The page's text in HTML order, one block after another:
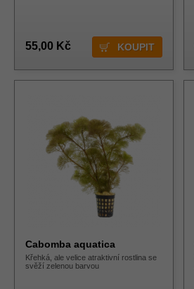
55,00 Kč
Cabomba aquatica
Křehká, ale velice atraktivní rostlina se
svěží zelenou barvou